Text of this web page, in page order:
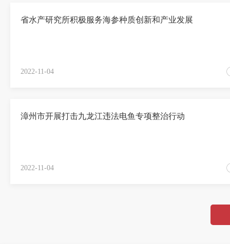
省水产研究所积极服务海参种质创新和产业发展
2022-11-04
漳州市开展打击九龙江违法电鱼专项整治行动
2022-11-04